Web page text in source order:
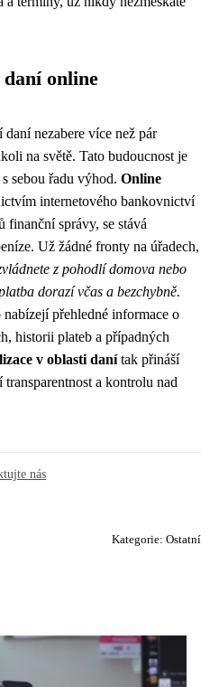
online
daní nezabere více než pár
na světě. Tato budoucnost je
sebou řadu výhod. Online
internetového bankovnictví
finanční správy, se stává
Už žádné fronty na úřadech,
z pohodlí domova nebo
dorazí včas a bezchybně.
přehledné informace o
historii plateb a případných
v oblasti danítak přináší
a kontrolu nad
nás
Kategorie: Ostatní